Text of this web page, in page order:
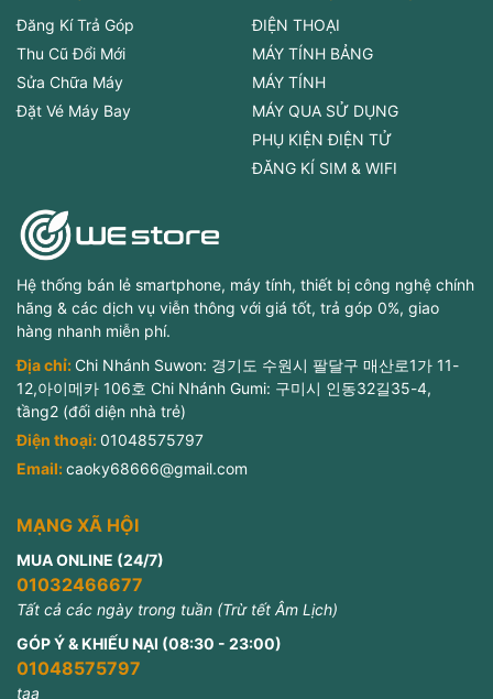
Đăng Kí Trả Góp
Thu Cũ Đổi Mới
Sửa Chữa Máy
Đặt Vé Máy Bay
ĐIỆN THOẠI
MÁY TÍNH BẢNG
MÁY TÍNH
MÁY QUA SỬ DỤNG
PHỤ KIỆN ĐIỆN TỬ
ĐĂNG KÍ SIM & WIFI
Hệ thống bán lẻ smartphone, máy tính, thiết bị công nghệ chính
hãng & các dịch vụ viễn thông với giá tốt, trả góp 0%, giao
hàng nhanh miễn phí.
Địa chỉ: Chi Nhánh Suwon: 경기도 수원시 팔달구 매산로1가 11-
12,아이메카 106호 Chi Nhánh Gumi: 구미시 인동32길35-4,
tầng2 (đối diện nhà trẻ)
Điện thoại:01048575797
Email:caoky68666@gmail.com
MẠNG XÃ HỘI
MUA ONLINE (24/7)
01032466677
Tất cả các ngày trong tuần (Trừ tết Âm Lịch)
GÓP Ý & KHIẾU NẠI (08:30 - 23:00)
01048575797
taa